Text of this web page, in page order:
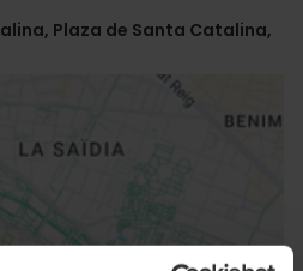
Plaza de Santa Catalina,